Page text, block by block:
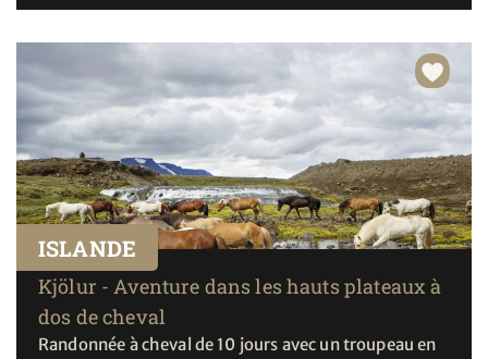
ISLANDE
Kjölur - Aventure dans les hauts plateaux à
dos de cheval
Randonnée à cheval de 10 jours avec un troupeau en